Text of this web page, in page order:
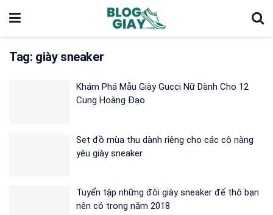
Tag: giày sneaker
Khám Phá Mẫu Giày Gucci Nữ Dành Cho 12
Cung Hoàng Đạo
Set đồ mùa thu dành riêng cho các cô nàng
yêu giày sneaker
Tuyển tập những đôi giày sneaker đế thô bạn
nên có trong năm 2018